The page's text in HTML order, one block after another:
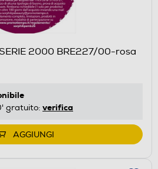
2000 BRE227/00-rosa
gratuito: verifica
AGGIUNGI